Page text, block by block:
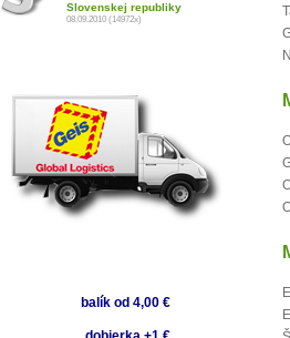
Slovenskej republiky
08.09.2010 (14972x)
balík od 4,00 €